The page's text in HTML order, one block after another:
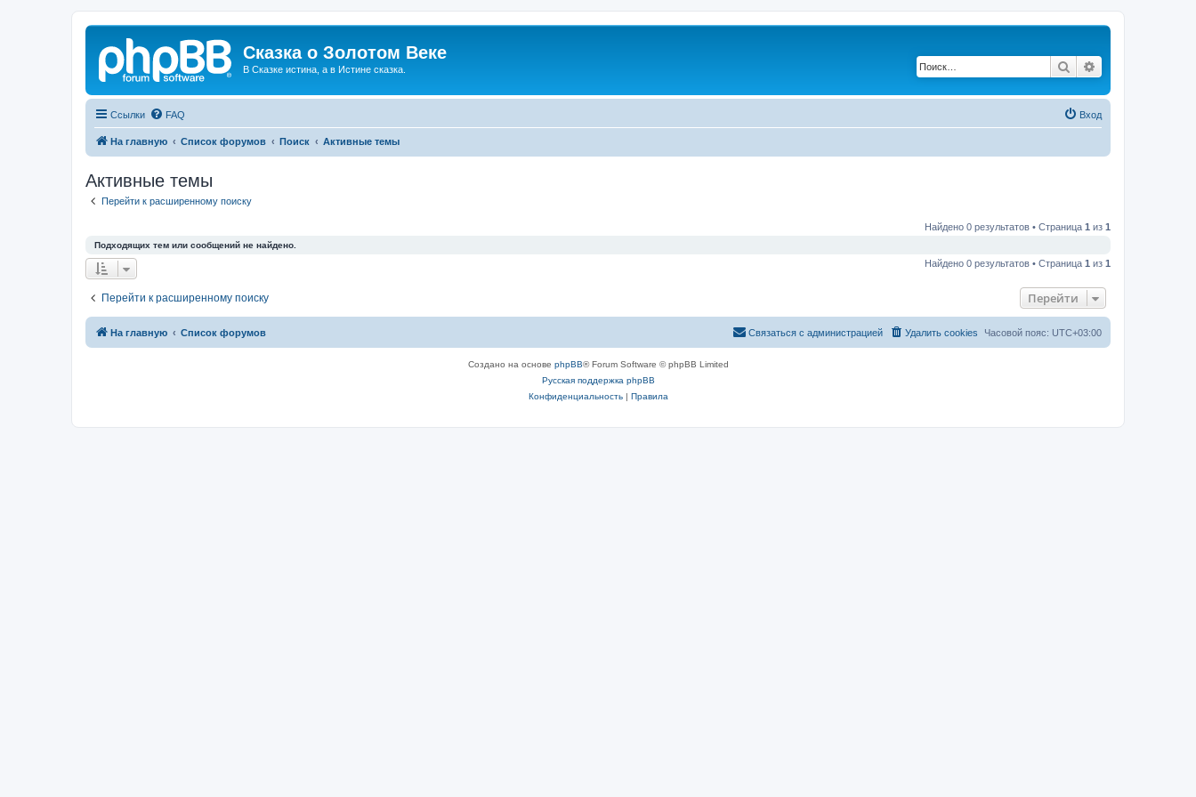
Сказка о Золотом Веке
В Сказке истина, а в Истине сказка. Поиск
Ссылки FAQ Вход
На главную Список форумов Поиск Активные темы
Активные темы
Перейти к расширенному поиску
Найдено 0 результатов • Страница 1 из 1
Подходящих тем или сообщений не найдено.
Найдено 0 результатов • Страница 1 из 1
Перейти к расширенному поиску Перейти
На главную Список форумов Часовой пояс: UTC+03:00
Удалить cookies
Связаться с администрацией
Создано на основе phpBB® Forum Software © phpBB Limited
Русская поддержка phpBB
Конфиденциальность| Правила